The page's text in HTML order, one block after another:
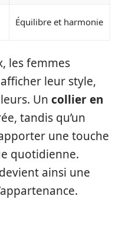
Équilibre et harmonie
les femmes
leur style,
Un collier en
tandis qu’un
une touche
quotidienne.
ainsi une